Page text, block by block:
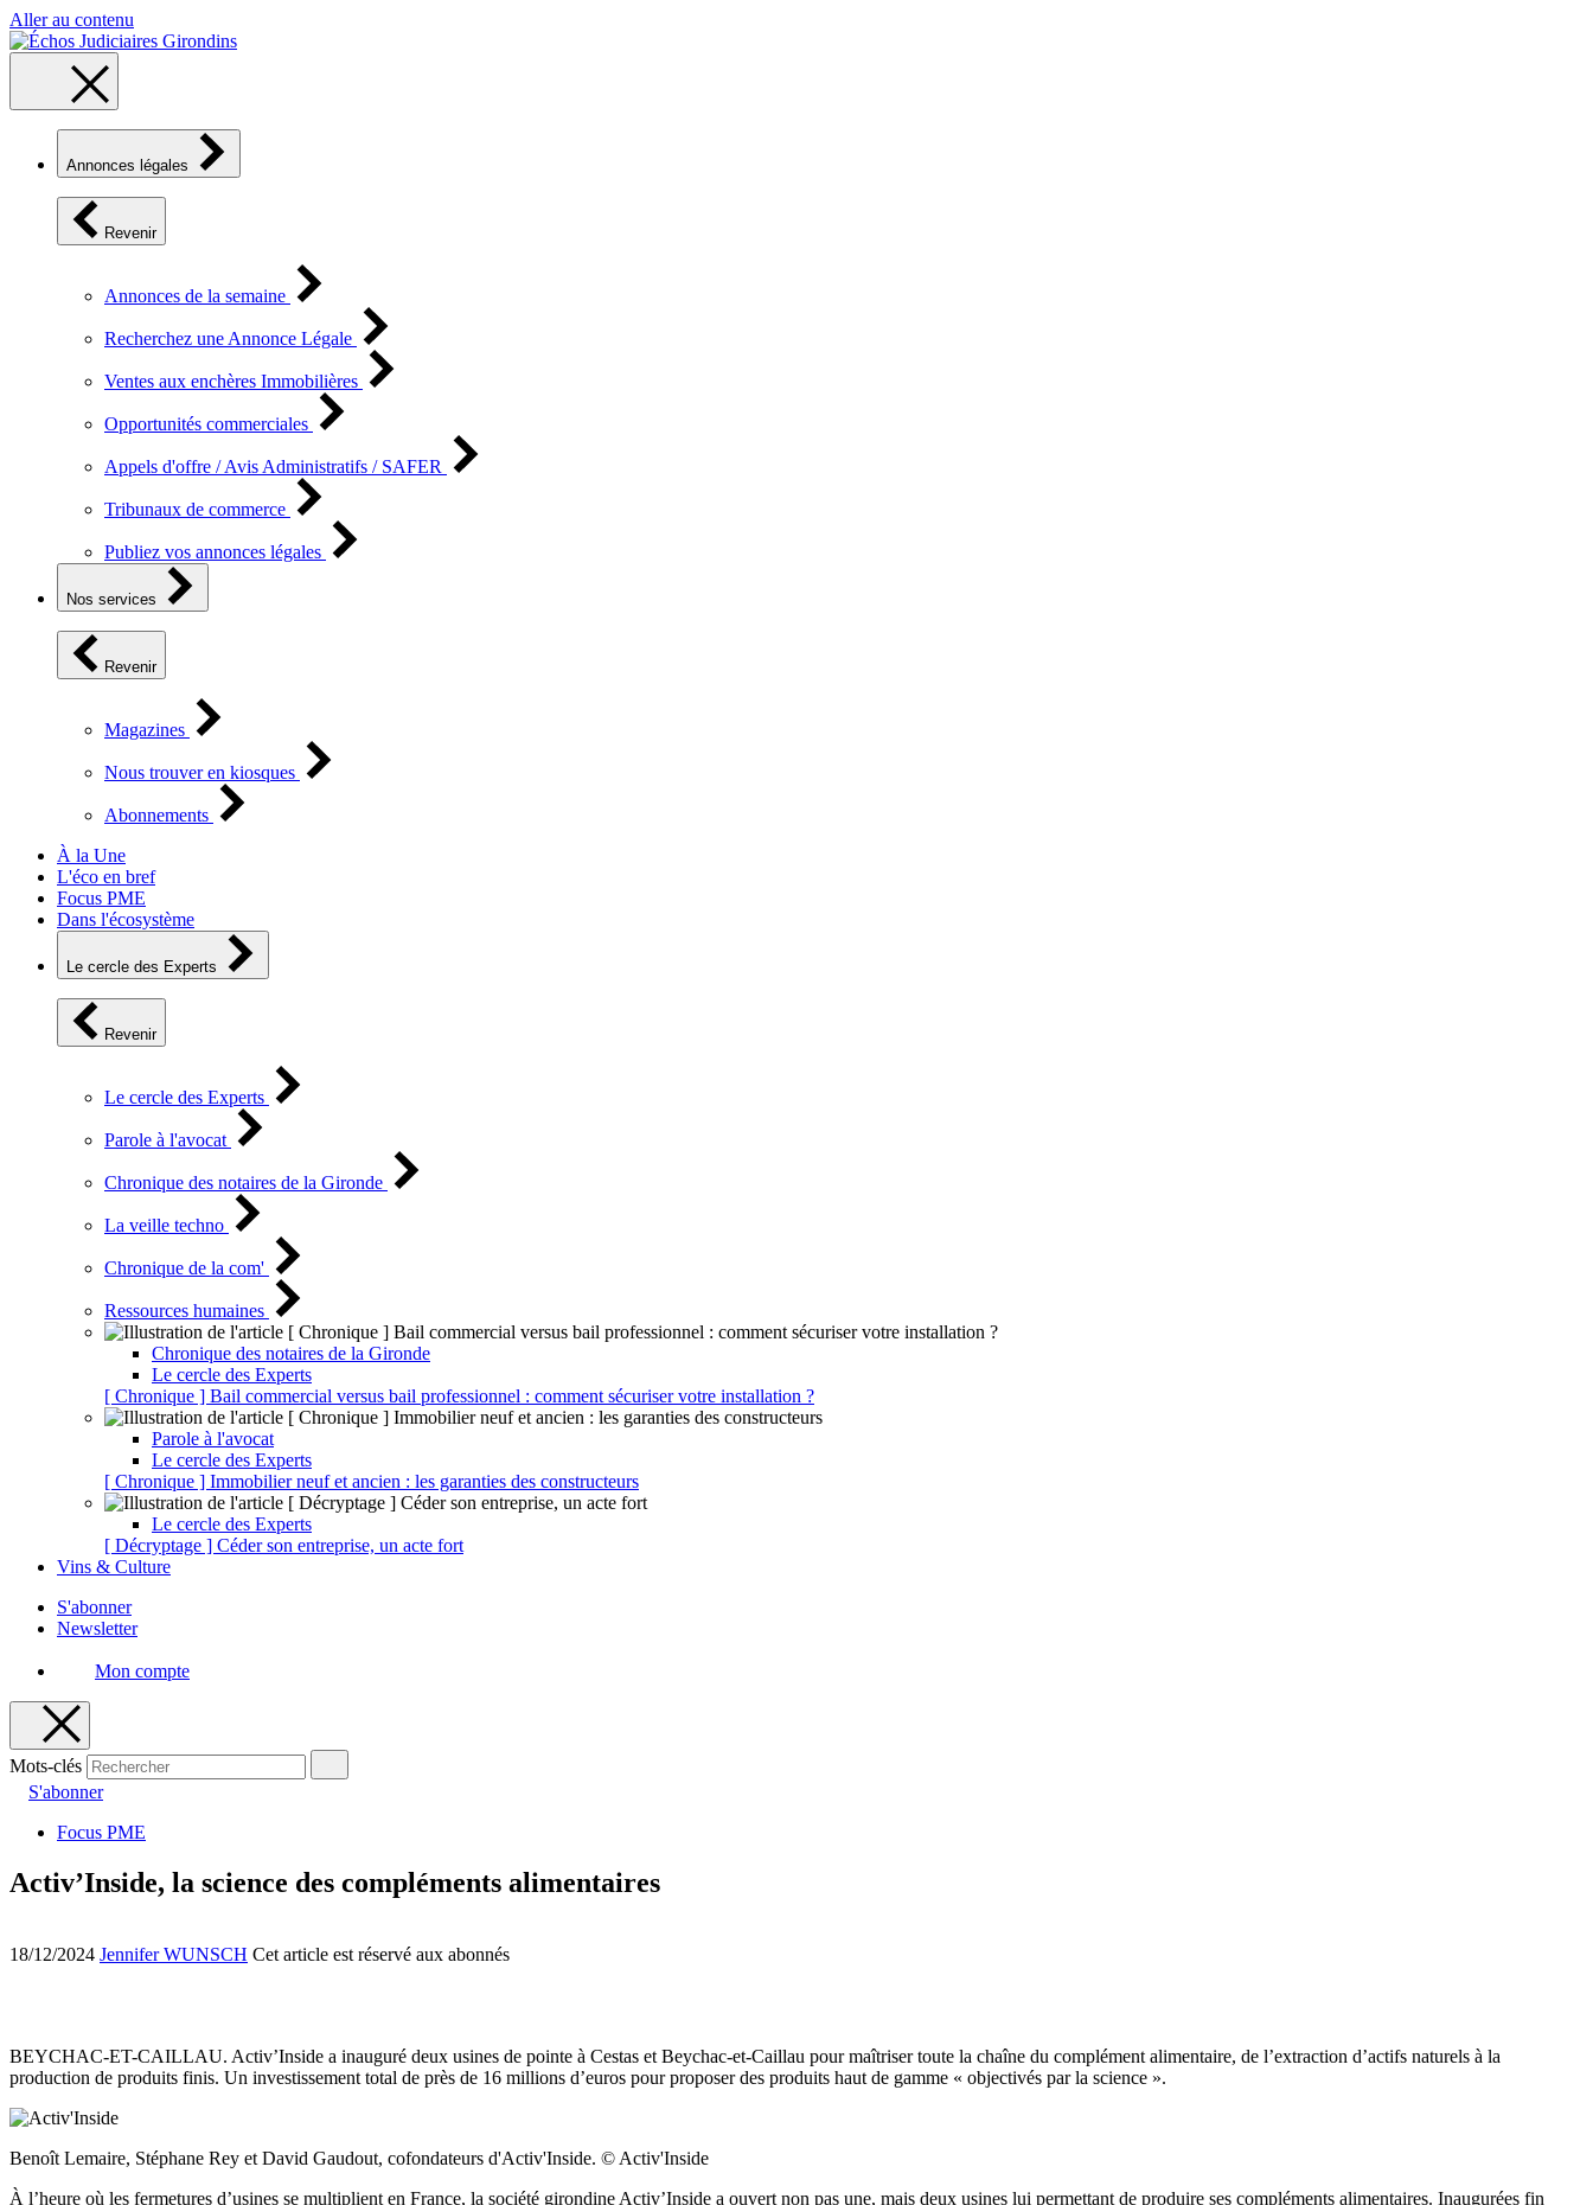
Aller au contenu
Annonces légales
Revenir
Annonces de la semaine
Recherchez une Annonce Légale
Ventes aux enchères Immobilières
Opportunités commerciales
Appels d'offre / Avis Administratifs / SAFER
Tribunaux de commerce
Publiez vos annonces légales
Nos services
Revenir
Magazines
Nous trouver en kiosques
Abonnements
À la Une
L'éco en bref
Focus PME
Dans l'écosystème
Le cercle des Experts
Revenir
Le cercle des Experts
Parole à l'avocat
Chronique des notaires de la Gironde
La veille techno
Chronique de la com'
Ressources humaines
Chronique des notaires de la Gironde
Le cercle des Experts
[ Chronique ] Bail commercial versus bail professionnel : comment sécuriser votre installation ?
Parole à l'avocat
Le cercle des Experts
[ Chronique ] Immobilier neuf et ancien : les garanties des constructeurs
Le cercle des Experts
[ Décryptage ] Céder son entreprise, un acte fort
Vins & Culture
S'abonner
Newsletter
Mon compte
Mots-clés
S'abonner
Focus PME
Activ’Inside, la science des compléments alimentaires
18/12/2024 Jennifer WUNSCH Cet article est réservé aux abonnés
BEYCHAC-ET-CAILLAU. Activ’Inside a inauguré deux usines de pointe à Cestas et Beychac-et-Caillau pour maîtriser toute la chaîne du complément alimentaire, de l’extraction d’actifs naturels à la
production de produits finis. Un investissement total de près de 16 millions d’euros pour proposer des produits haut de gamme « objectivés par la science ».
Benoît Lemaire, Stéphane Rey et David Gaudout, cofondateurs d'Activ'Inside. © Activ'Inside
À l’heure où les fermetures d’usines se multiplient en France, la société girondine Activ’Inside a ouvert non pas une, mais deux usines lui permettant de produire ses compléments alimentaires. Inaugurées fin